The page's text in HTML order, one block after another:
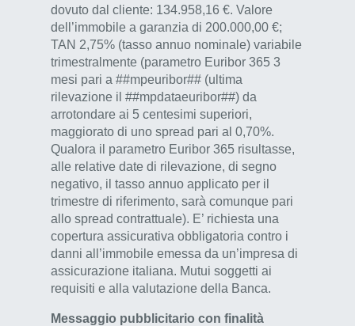
dovuto dal cliente: 134.958,16 €. Valore
dell’immobile a garanzia di 200.000,00 €;
TAN 2,75% (tasso annuo nominale) variabile
trimestralmente (parametro Euribor 365 3
mesi pari a ##mpeuribor## (ultima
rilevazione il ##mpdataeuribor##) da
arrotondare ai 5 centesimi superiori,
maggiorato di uno spread pari al 0,70%.
Qualora il parametro Euribor 365 risultasse,
alle relative date di rilevazione, di segno
negativo, il tasso annuo applicato per il
trimestre di riferimento, sarà comunque pari
allo spread contrattuale). E’ richiesta una
copertura assicurativa obbligatoria contro i
danni all’immobile emessa da un’impresa di
assicurazione italiana. Mutui soggetti ai
requisiti e alla valutazione della Banca.
Messaggio pubblicitario con finalità